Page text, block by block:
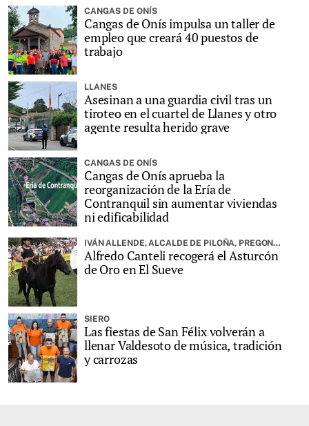
CANGAS DE ONÍS
Cangas de Onís impulsa un taller de
empleo que creará 40 puestos de
trabajo
LLANES
Asesinan a una guardia civil tras un
tiroteo en el cuartel de Llanes y otro
agente resulta herido grave
CANGAS DE ONÍS
Cangas de Onís aprueba la
reorganización de la Ería de
Contranquil sin aumentar viviendas
ni edificabilidad
IVÁN ALLENDE, ALCALDE DE PILOÑA, PREGONARÁ LA FIESTA
Alfredo Canteli recogerá el Asturcón
de Oro en El Sueve
SIERO
Las fiestas de San Félix volverán a
llenar Valdesoto de música, tradición
y carrozas